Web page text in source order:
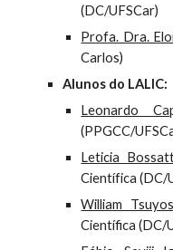
(DC/UFSCar)
Profa. Dra.
Carlos)
Alunos do LALIC:
Leonardo
(PPGCC/
Leticia
Científica (DC/
William
Científica (DC/